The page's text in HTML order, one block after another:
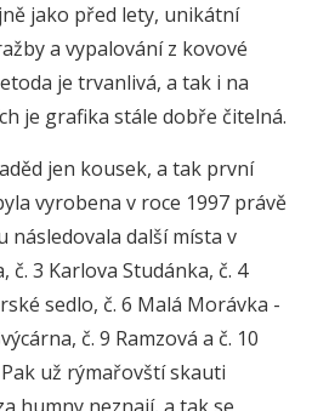
jako před lety, unikátní
a vypalování z kovové
je trvanlivá, a tak i na
je grafika stále dobře čitelná.
jen kousek, a tak první
vyrobena v roce 1997 právě
následovala další místa v
č. 3 Karlova Studánka, č. 4
sedlo, č. 6 Malá Morávka -
č. 9 Ramzová a č. 10
už rýmařovští skauti